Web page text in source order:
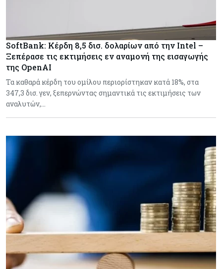
SoftBank: Κέρδη 8,5 δισ. δολαρίων από την Intel –
Ξεπέρασε τις εκτιμήσεις εν αναμονή της εισαγωγής
της OpenAI
Τα καθαρά κέρδη του ομίλου περιορίστηκαν κατά 18%, στα
347,3 δισ. γεν, ξεπερνώντας σημαντικά τις εκτιμήσεις των
αναλυτών,…